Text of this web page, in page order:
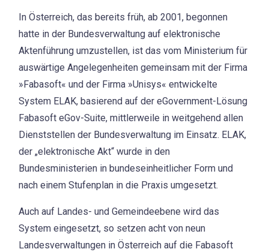
In Österreich, das bereits früh, ab 2001, begonnen
hatte in der Bundesverwaltung auf elektronische
Aktenführung umzustellen, ist das vom Ministerium für
auswärtige Angelegenheiten gemeinsam mit der Firma
»Fabasoft« und der Firma »Unisys« entwickelte
System ELAK, basierend auf der eGovernment-Lösung
Fabasoft eGov-Suite, mittlerweile in weitgehend allen
Dienststellen der Bundesverwaltung im Einsatz. ELAK,
der „elektronische Akt“ wurde in den
Bundesministerien in bundeseinheitlicher Form und
nach einem Stufenplan in die Praxis umgesetzt.
Auch auf Landes- und Gemeindeebene wird das
System eingesetzt, so setzen acht von neun
Landesverwaltungen in Österreich auf die Fabasoft